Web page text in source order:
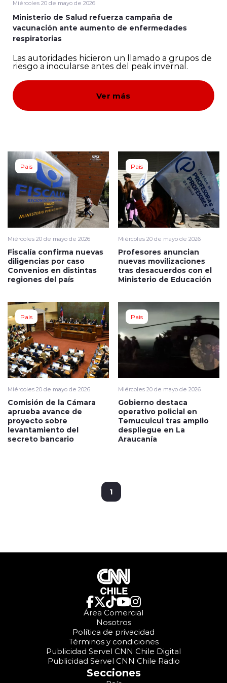
Servicios
modo claro
Miércoles 20 de mayo de 2026
Ministerio de Salud refuerza campaña de
vacunación ante aumento de enfermedades
respiratorias
Las autoridades hicieron un llamado a grupos de
riesgo a inocularse antes del peak invernal.
Ver más
Pais
Miércoles 20 de mayo de 2026
Fiscalía confirma nuevas
diligencias por caso
Convenios en distintas
regiones del país
Pais
Miércoles 20 de mayo de 2026
Profesores anuncian
nuevas movilizaciones
tras desacuerdos con el
Ministerio de Educación
Pais
Miércoles 20 de mayo de 2026
Comisión de la Cámara
aprueba avance de
proyecto sobre
levantamiento del
secreto bancario
Pais
Miércoles 20 de mayo de 2026
Gobierno destaca
operativo policial en
Temucuicui tras amplio
despliegue en La
Araucanía
1
Área Comercial
Nosotros
Política de privacidad
Términos y condiciones
Publicidad Servel CNN Chile Digital
Publicidad Servel CNN Chile Radio
Secciones